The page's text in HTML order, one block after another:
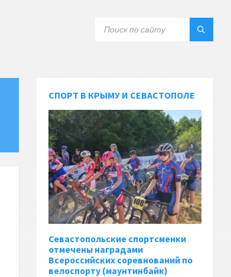
СПОРТ В КРЫМУ И СЕВАСТОПОЛЕ
Севастопольские спортсменки
отмечены наградами
Всероссийских соревнований по
велоспорту (маунтинбайк)